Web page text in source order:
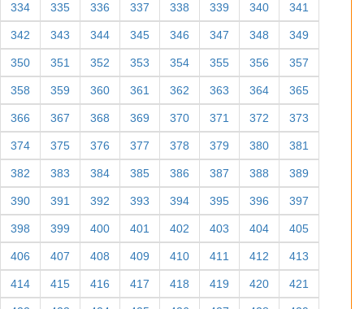
334 335 336 337 338 339 340 341
342 343 344 345 346 347 348 349
350 351 352 353 354 355 356 357
358 359 360 361 362 363 364 365
366 367 368 369 370 371 372 373
374 375 376 377 378 379 380 381
382 383 384 385 386 387 388 389
390 391 392 393 394 395 396 397
398 399 400 401 402 403 404 405
406 407 408 409 410 411 412 413
414 415 416 417 418 419 420 421